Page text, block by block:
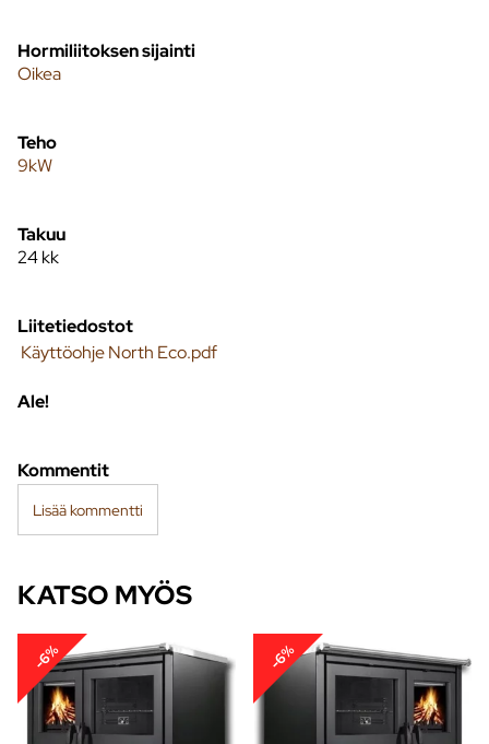
Hormiliitoksen sijainti
Oikea
Teho
9kW
Takuu
24 kk
Liitetiedostot
Käyttöohje North Eco.pdf
Ale!
Kommentit
Lisää kommentti
KATSO MYÖS
-6% -6%